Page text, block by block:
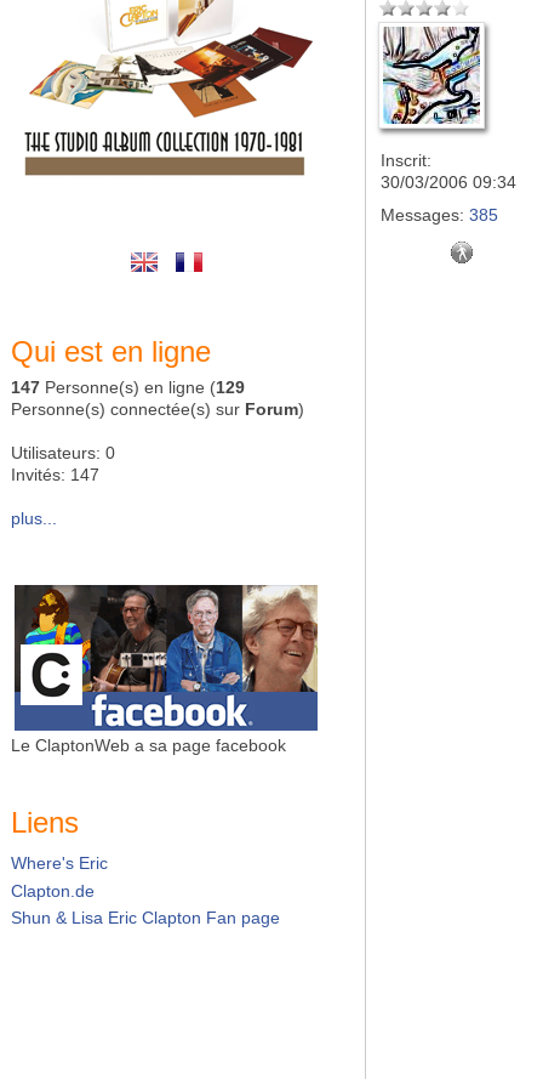
Qui est en ligne
147 Personne(s) en ligne (129
Personne(s) connectée(s) sur Forum)
Utilisateurs: 0
Invités: 147
plus...
Le ClaptonWeb a sa page facebook
Liens
Where's Eric
Clapton.de
Shun & Lisa Eric Clapton Fan page
Inscrit:
30/03/2006 09:34
Messages: 385